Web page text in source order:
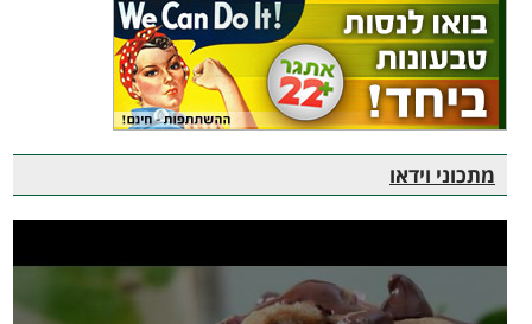
מתכוני וידאו